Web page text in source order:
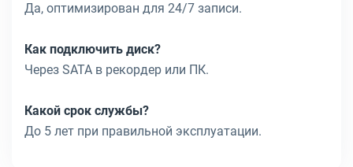
Да, оптимизирован для 24/7 записи.
Как подключить диск?
Через SATA в рекордер или ПК.
Какой срок службы?
До 5 лет при правильной эксплуатации.